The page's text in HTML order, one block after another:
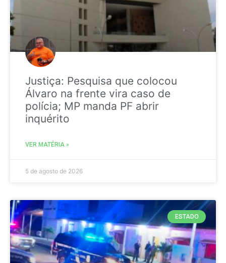
Justiça: Pesquisa que colocou
Álvaro na frente vira caso de
polícia; MP manda PF abrir
inquérito
VER MATÉRIA »
5 de agosto de 2026
ESTADO